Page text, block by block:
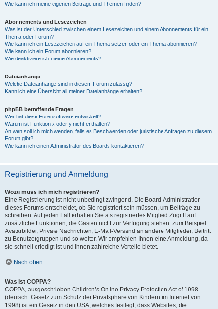
Wie kann ich meine eigenen Beiträge und Themen finden?
Abonnements und Lesezeichen
Was ist der Unterschied zwischen einem Lesezeichen und einem Abonnements für ein
Thema oder Forum?
Wie kann ich ein Lesezeichen auf ein Thema setzen oder ein Thema abonnieren?
Wie kann ich ein Forum abonnieren?
Wie deaktiviere ich meine Abonnements?
Dateianhänge
Welche Dateianhänge sind in diesem Forum zulässig?
Kann ich eine Übersicht all meiner Dateianhänge erhalten?
phpBB betreffende Fragen
Wer hat diese Forensoftware entwickelt?
Warum ist Funktion x oder y nicht enthalten?
An wen soll ich mich wenden, falls es Beschwerden oder juristische Anfragen zu diesem
Forum gibt?
Wie kann ich einen Administrator des Boards kontaktieren?
Registrierung und Anmeldung
Wozu muss ich mich registrieren?
Eine Registrierung ist nicht unbedingt zwingend. Die Board-Administration
dieses Forums entscheidet, ob Sie registriert sein müssen, um Beiträge zu
schreiben. Auf jeden Fall erhalten Sie als registriertes Mitglied Zugriff auf
zusätzliche Funktionen, die Gästen nicht zur Verfügung stehen: zum Beispiel
Avatarbilder, Private Nachrichten, E-Mail-Versand an andere Mitglieder, Beitritt
zu Benutzergruppen und so weiter. Wir empfehlen Ihnen eine Anmeldung, da
sie schnell erledigt ist und Ihnen zahlreiche Vorteile bietet.
Nach oben
Was ist COPPA?
COPPA, ausgeschrieben Children’s Online Privacy Protection Act of 1998
(deutsch: Gesetz zum Schutz der Privatsphäre von Kindern im Internet von
1998) ist ein Gesetz in den USA, welches festlegt, dass Websites, die